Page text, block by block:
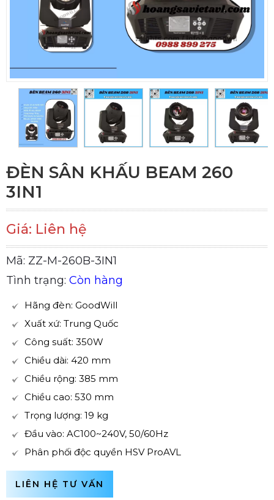
ĐÈN SÂN KHẤU BEAM 260
3IN1
Giá: Liên hệ
Mã: ZZ-M-260B-3IN1
Tình trạng: Còn hàng
Hãng đèn: GoodWill
Xuất xứ: Trung Quốc
Công suất: 350W
Chiều dài: 420 mm
Chiều rộng: 385 mm
Chiều cao: 530 mm
Trọng lượng: 19 kg
Đầu vào: AC100~240V, 50/60Hz
Phân phối độc quyền HSV ProAVL
LIÊN HỆ TƯ VẤN